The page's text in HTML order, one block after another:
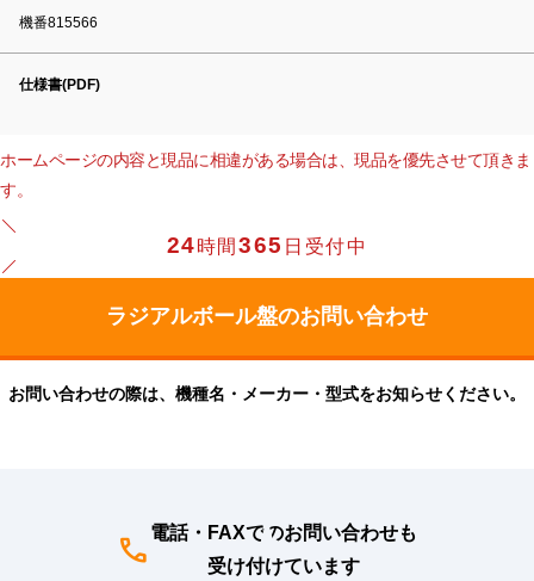
機番815566
仕様書(PDF)
ホームページの内容と現品に相違がある場合は、現品を優先させて頂きま
す。
24時間365 日受付中
お問い合わせの際は、機種名・メーカー・型式をお知らせください。
電話・FAXでのお問い合わせも
受け付けています